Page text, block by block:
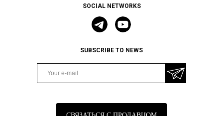
SOCIAL NETWORKS
SUBSCRIBE TO NEWS